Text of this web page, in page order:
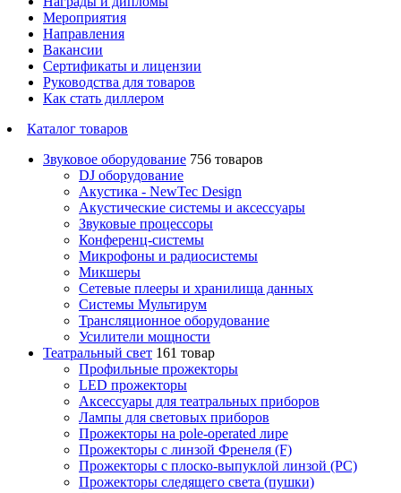
Мероприятия
Направления
Вакансии
Сертификаты и лицензии
Руководства для товаров
Как стать диллером
Каталог товаров
Звуковое оборудование 756 товаров
DJ оборудование
Акустика - NewTec Design
Акустические системы и аксессуары
Звуковые процессоры
Конференц-системы
Микрофоны и радиосистемы
Микшеры
Сетевые плееры и хранилища данных
Системы Мультирум
Трансляционное оборудование
Усилители мощности
Театральный свет 161 товар
Профильные прожекторы
LED прожекторы
Аксессуары для театральных приборов
Лампы для световых приборов
Прожекторы на pole-operated лире
Прожекторы с линзой Френеля (F)
Прожекторы с плоско-выпуклой линзой (PC)
Прожекторы следящего света (пушки)